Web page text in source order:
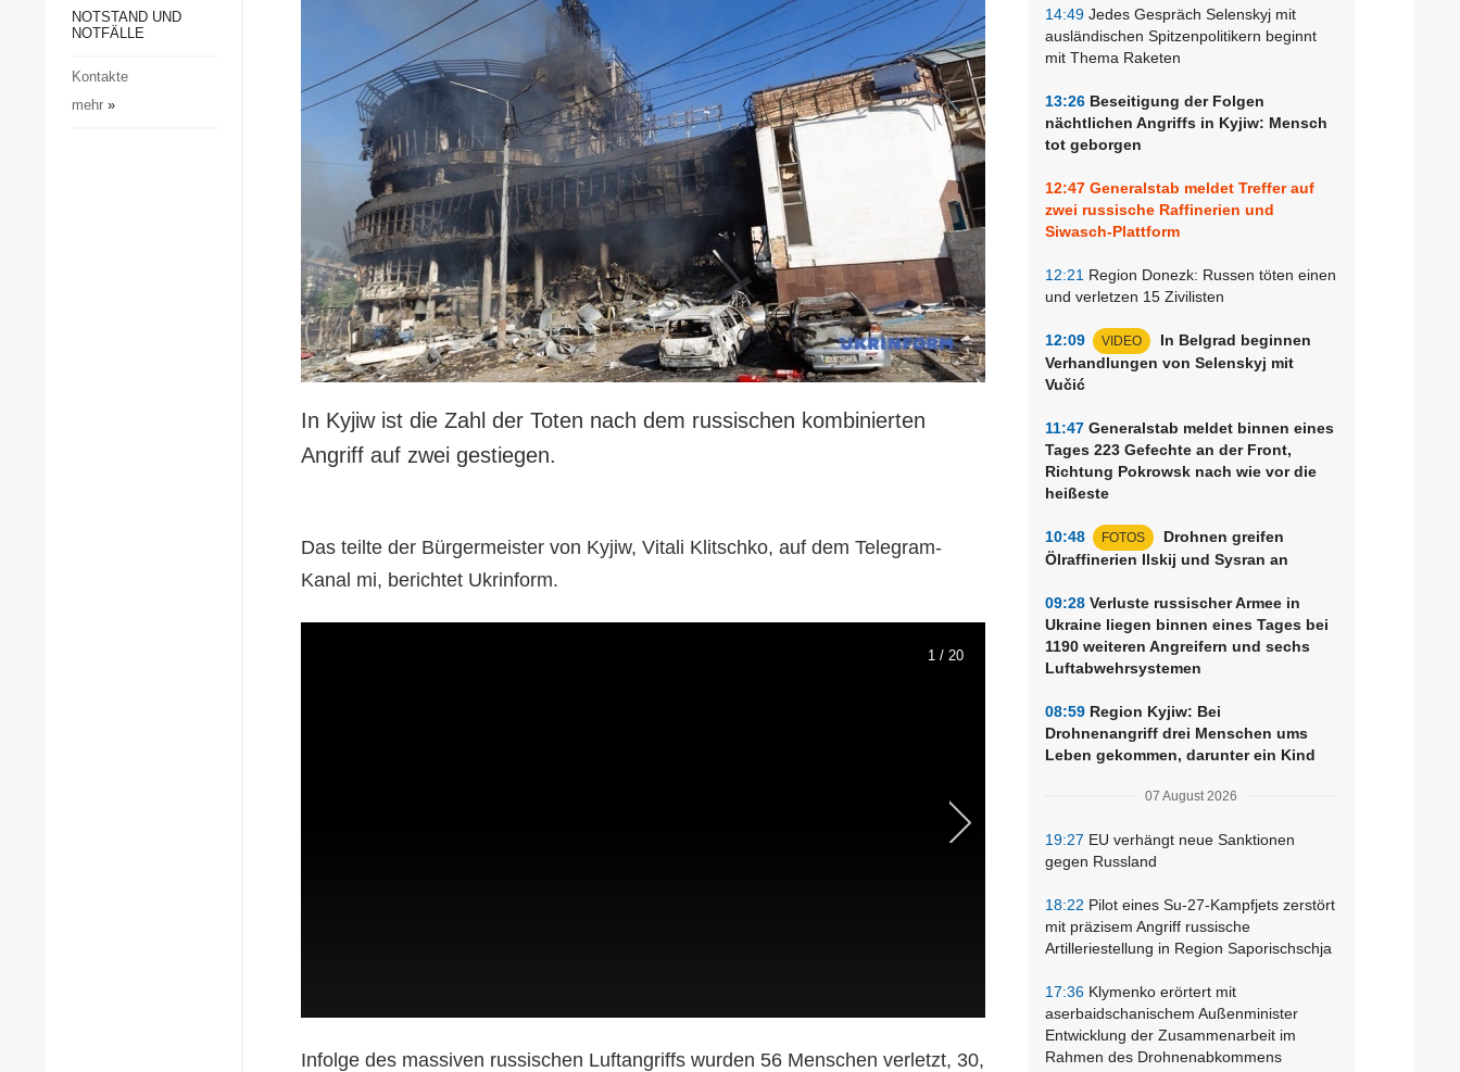
Gesellschaft und Kultur
Notstand und Notfälle
NOTSTAND UND
NOTFÄLLE
Kontakte
mehr»
14:49 Jedes Gespräch Selenskyj mit
ausländischen Spitzenpolitikern beginnt
mit Thema Raketen
13:26 Beseitigung der Folgen
nächtlichen Angriffs in Kyjiw: Mensch
tot geborgen
12:47 Generalstab meldet Treffer auf
zwei russische Raffinerien und
Siwasch-Plattform
12:21 Region Donezk: Russen töten einen
und verletzen 15 Zivilisten
12:09 VIDEO
In Belgrad beginnen
Verhandlungen von Selenskyj mit
Vučić
11:47 Generalstab meldet binnen eines
Tages 223 Gefechte an der Front,
Richtung Pokrowsk nach wie vor die
heißeste
10:48 FOTOS
Drohnen greifen
Ölraffinerien Ilskij und Sysran an
09:28 Verluste russischer Armee in
Ukraine liegen binnen eines Tages bei
1190 weiteren Angreifern und sechs
Luftabwehrsystemen
08:59 Region Kyjiw: Bei
Drohnenangriff drei Menschen ums
Leben gekommen, darunter ein Kind
07 August 2026
19:27 EU verhängt neue Sanktionen
gegen Russland
18:22 Pilot eines Su-27-Kampfjets zerstört
mit präzisem Angriff russische
Artilleriestellung in Region Saporischschja
17:36 Klymenko erörtert mit
aserbaidschanischem Außenminister
Entwicklung der Zusammenarbeit im
Rahmen des Drohnenabkommens
In Kyjiw ist die Zahl der Toten nach dem russischen kombinierten
Angriff auf zwei gestiegen.
Das teilte der Bürgermeister von Kyjiw, Vitali Klitschko, auf dem Telegram-
Kanal mi, berichtet Ukrinform.
1 / 20
Infolge des massiven russischen Luftangriffs wurden 56 Menschen verletzt, 30,